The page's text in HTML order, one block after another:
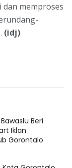
dan memproses
(idj)
Beri
Iklan
Gorontalo